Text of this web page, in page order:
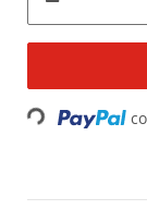
Loading...